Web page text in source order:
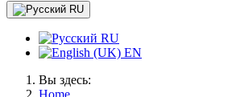
RU
RU
EN
Вы здесь:
Home